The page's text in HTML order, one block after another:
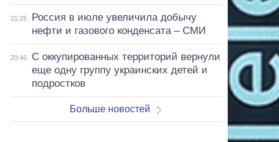
21:25
Россия в июле увеличила добычу
нефти и газового конденсата – СМИ
20:46
С оккупированных территорий вернули
еще одну группу украинских детей и
подростков
Больше новостей